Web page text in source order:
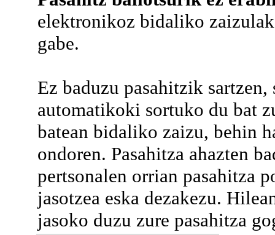
elektronikoz bidaliko
gabe.
Ez baduzu pasahitzik sartzen,
automatikoki sortuko du bat
batean bidaliko zaizu, behin
ondoren. Pasahitza ahazten
pertsonalen orrian pasahitza
jasotzea eska dezakezu.
jasoko duzu zure pasahitza